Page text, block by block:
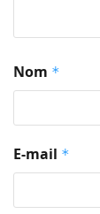
Nom *
E-mail *